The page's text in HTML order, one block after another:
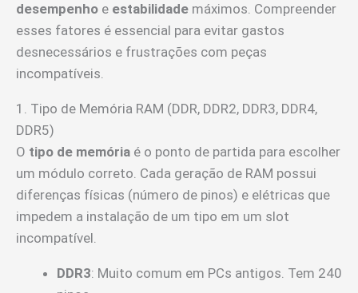
desempenho e estabilidade máximos. Compreender
esses fatores é essencial para evitar gastos
desnecessários e frustrações com peças
incompatíveis.
1. Tipo de Memória RAM (DDR, DDR2, DDR3, DDR4,
DDR5)
O tipo de memória é o ponto de partida para escolher
um módulo correto. Cada geração de RAM possui
diferenças físicas (número de pinos) e elétricas que
impedem a instalação de um tipo em um slot
incompatível.
DDR3: Muito comum em PCs antigos. Tem 240